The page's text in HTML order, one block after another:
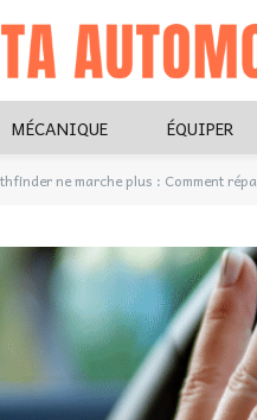
MÉCANIQUE ÉQUIPER
ne marche plus : Comment